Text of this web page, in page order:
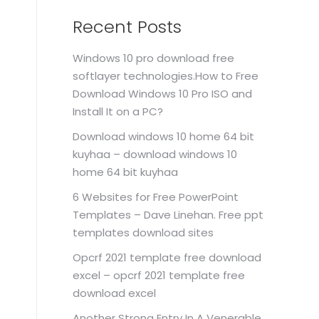
Recent Posts
Windows 10 pro download free
softlayer technologies.How to Free
Download Windows 10 Pro ISO and
Install It on a PC?
Download windows 10 home 64 bit
kuyhaa – download windows 10
home 64 bit kuyhaa
6 Websites for Free PowerPoint
Templates – Dave Linehan. Free ppt
templates download sites
Opcrf 2021 template free download
excel – opcrf 2021 template free
download excel